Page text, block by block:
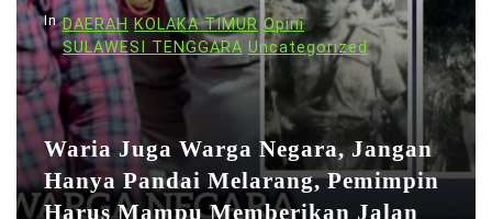
In DAERAH KOLAKA TIMUR Opini
SULAWESI TENGGARA Uncategorized
Waria Juga Warga Negara, Jangan
Hanya Pandai Melarang, Pemimpin
Harus Mampu Memberikan Jalan